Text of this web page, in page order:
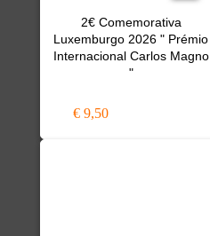
2€ Comemorativa
Luxemburgo 2026 " Prémio
Internacional Carlos Magno
"
€ 9,50